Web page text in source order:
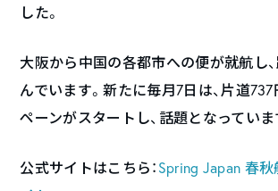
した。
大阪から中国の各都市への便が就航し
んでいます。新たに毎月7日は、片道
ペーンがスタートし、話題となっていま
公式サイトはこちら：Spring Japan 春